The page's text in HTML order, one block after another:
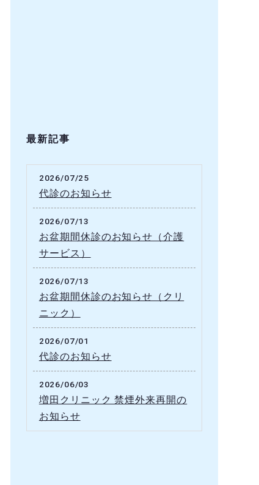
最新記事
2026/07/25
代診のお知らせ
2026/07/13
お盆期間休診のお知らせ（介護
サービス）
2026/07/13
お盆期間休診のお知らせ（クリ
ニック）
2026/07/01
代診のお知らせ
2026/06/03
増田クリニック 禁煙外来再開の
お知らせ